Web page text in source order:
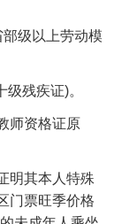
级以上劳动模
残疾证)。
师资格证原
明其本人特殊
门票旺季价格